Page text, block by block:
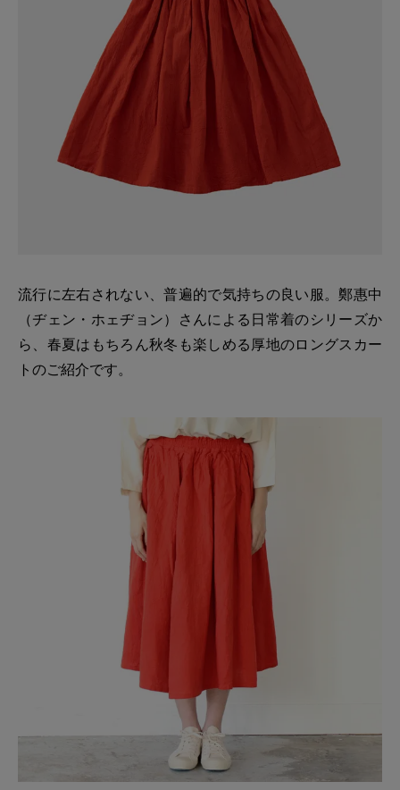
流行に左右されない、普遍的で気持ちの良い服。鄭惠中
（ヂェン・ホェヂョン）さんによる日常着のシリーズか
ら、春夏はもちろん秋冬も楽しめる厚地のロングスカー
トのご紹介です。